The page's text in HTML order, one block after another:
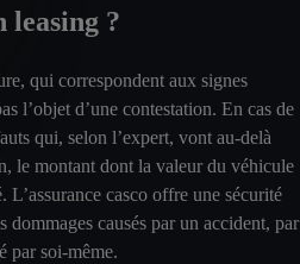
leasing ?
qui correspondent aux signes
l’objet d’une contestation. En cas de
qui, selon l’expert, vont au-delà
le montant dont la valeur du véhicule
L’assurance casco offre une sécurité
dommages causés par un accident, par
par soi-même.